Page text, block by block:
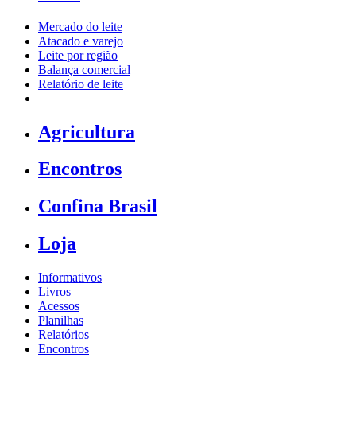
Mercado do leite
Atacado e varejo
Leite por região
Balança comercial
Relatório de leite
Agricultura
Encontros
Confina Brasil
Loja
Informativos
Livros
Acessos
Planilhas
Relatórios
Encontros